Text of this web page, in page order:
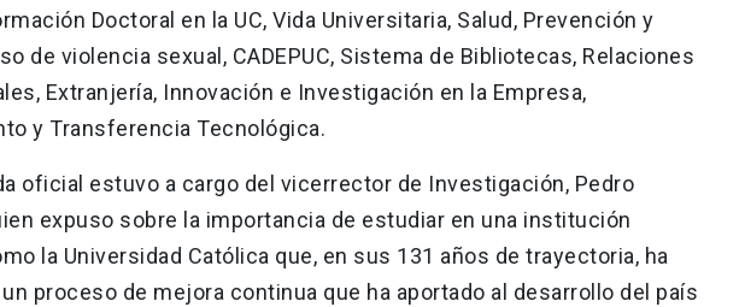
Doctoral en la UC, Vida Universitaria, Salud, Prevención y
de violencia sexual, CADEPUC, Sistema de Bibliotecas, Relaciones
Extranjería, Innovación e Investigación en la Empresa,
y Transferencia Tecnológica.
oficial estuvo a cargo del vicerrector de Investigación, Pedro
expuso sobre la importancia de estudiar en una institución
la Universidad Católica que, en sus 131 años de trayectoria, ha
proceso de mejora continua que ha aportado al desarrollo del país